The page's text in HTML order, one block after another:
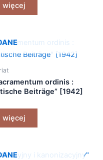
więcej
ordinis :
Beiträge” [1942]
więcej